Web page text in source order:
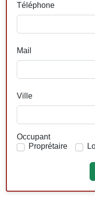
Téléphone
Mail
Ville
Occupant
Proprétaire